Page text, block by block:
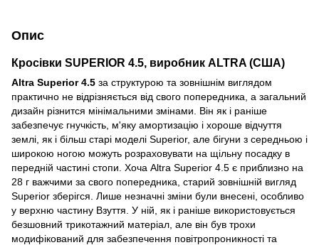
Опис
Кросівки SUPERIOR 4.5, виробник ALTRA (США)
Altra Superior 4.5 за структурою та зовнішнім виглядом
практично не відрізняється від свого попередника, а загальний
дизайн різнится мінімальними змінами. Він як і раніше
забезпечує гнучкість, м'яку амортизацію і хороше відчуття
землі, як і більш старі моделі Superior, але бігуни з середньою і
широкою ногою можуть розраховувати на щільну посадку в
передній частині стопи. Хоча Altra Superior 4.5 є приблизно на
28 г важчими за свого попередника, старий зовнішній вигляд
Superior зберігся. Лише незначні зміни були внесені, особливо
у верхню частину Взуття. У ній, як і раніше використовується
безшовний трикотажний матеріал, але він був трохи
модифікований для забезпечення повітропроникності та